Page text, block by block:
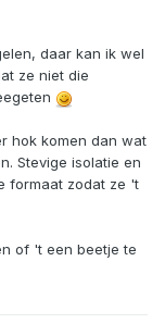
daar kan ik wel
ze niet die
hok komen dan wat
Stevige isolatie en
formaat zodat ze 't
of 't een beetje te